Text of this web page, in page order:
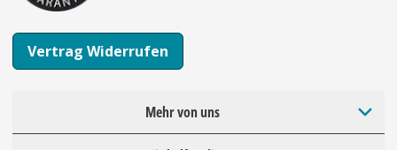
Vertrag Widerrufen
Mehr von uns